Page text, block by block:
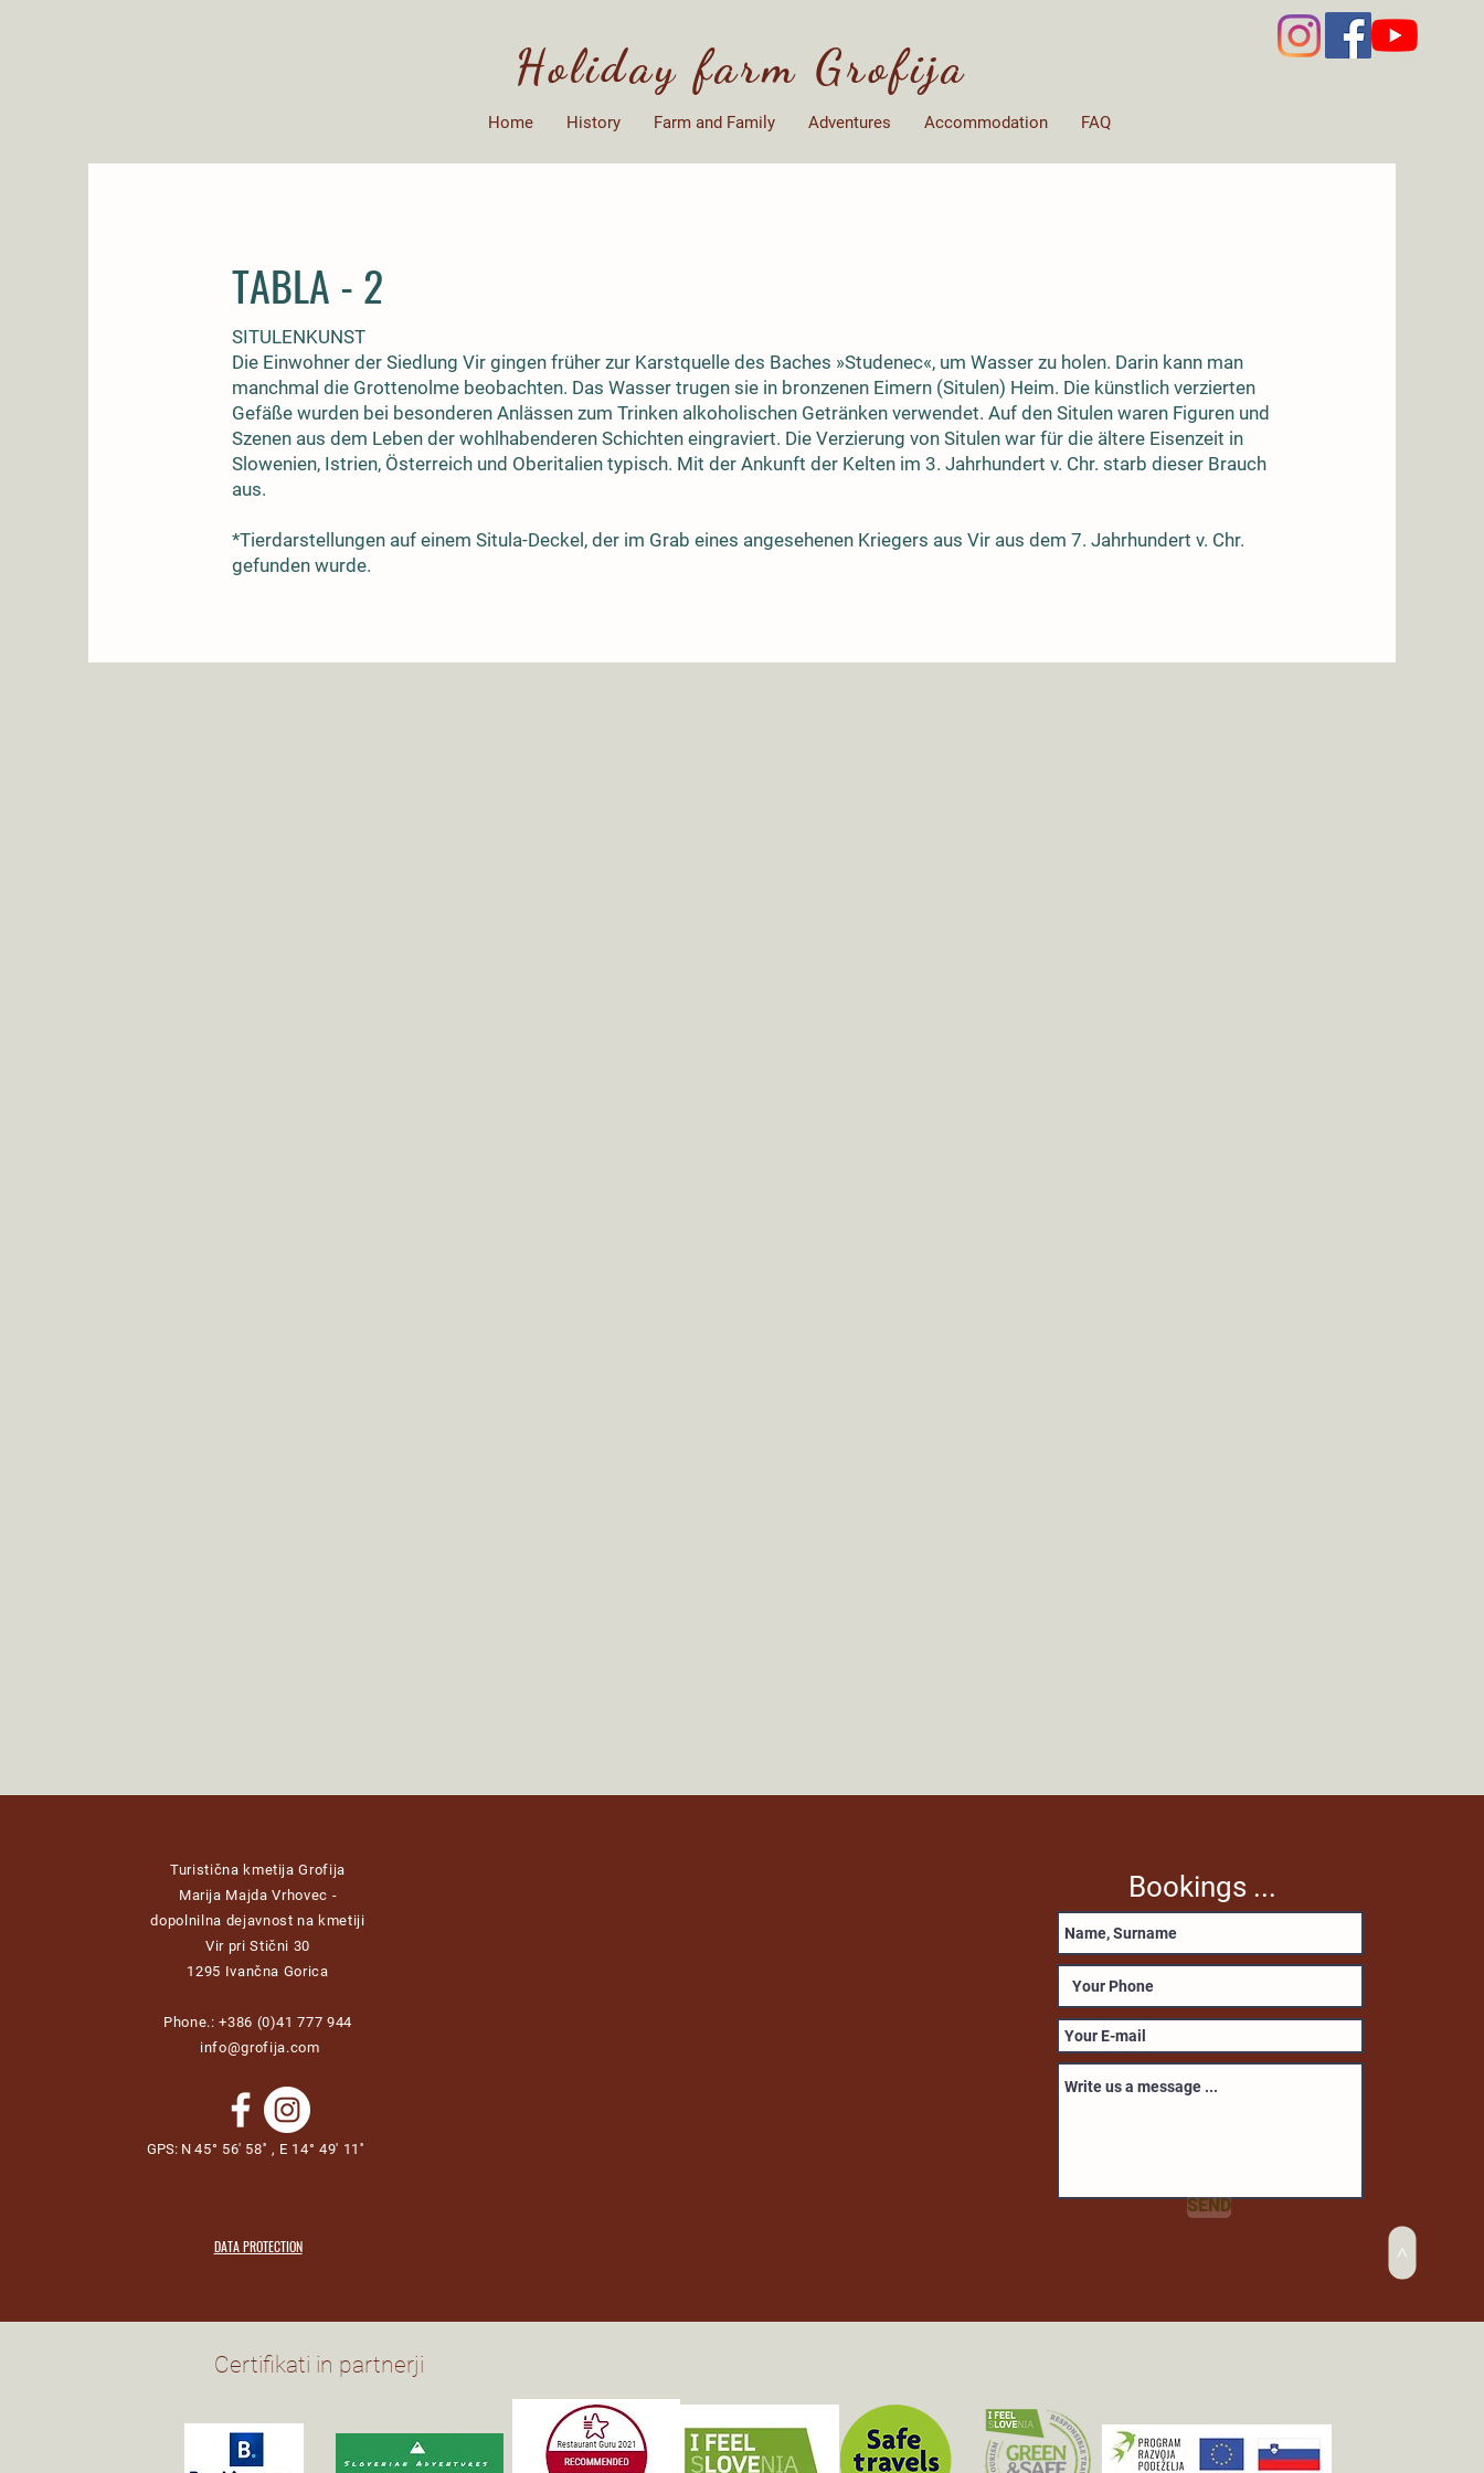
Home History Farm and Family Adventures Accommodation FAQ
Holiday farm Grofija
TABLA - 2
SITULENKUNST
Die Einwohner der Siedlung Vir gingen früher zur Karstquelle des Baches »Studenec«, um Wasser zu holen. Darin kann man
manchmal die Grottenolme beobachten. Das Wasser trugen sie in bronzenen Eimern (Situlen) Heim. Die künstlich verzierten
Gefäße wurden bei besonderen Anlässen zum Trinken alkoholischen Getränken verwendet. Auf den Situlen waren Figuren und
Szenen aus dem Leben der wohlhabenderen Schichten eingraviert. Die Verzierung von Situlen war für die ältere Eisenzeit in
Slowenien, Istrien, Österreich und Oberitalien typisch. Mit der Ankunft der Kelten im 3. Jahrhundert v. Chr. starb dieser Brauch
aus.
*Tierdarstellungen auf einem Situla-Deckel, der im Grab eines angesehenen Kriegers aus Vir aus dem 7. Jahrhundert v. Chr.
gefunden wurde.
Turistična kmetija Grofija
Marija Majda Vrhovec -
dopolnilna dejavnost na kmetiji
Vir pri Stični 30
1295 Ivančna Gorica
Phone.: +386 (0)41 777 944
info@grofija.com
GPS: N45° 56' 58'' , E 14° 49' 11''
DATA PROTECTION
Bookings ...
SEND
>
Certifikati in partnerji